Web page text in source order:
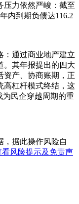
压力依然严峻：截至
内到期负债达116.2
：通过商业地产建立
。其年报提出的四大
产、协商账期，正
高杠杆模式终结，这
民企穿越周期的重
，据此操作风险自
风险提示及免责声